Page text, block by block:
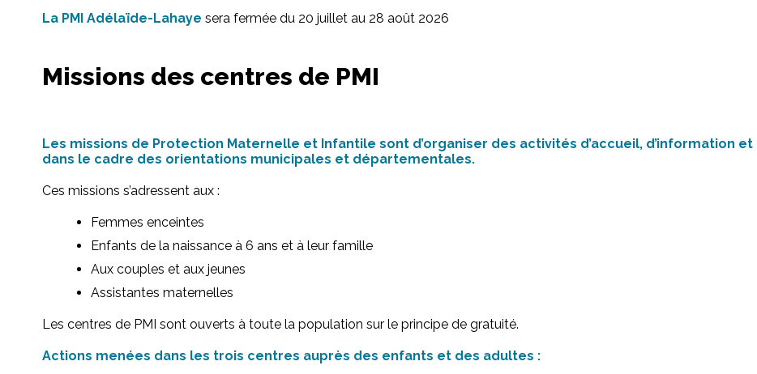
La PMI Adélaïde-Lahaye sera fermée du 20 juillet au 28 août 2026
Missions des centres de PMI
Les missions de Protection Maternelle et Infantile sont d’organiser des activités d’accueil, d’information
dans le cadre des orientations municipales et départementales.
Ces missions s’adressent aux :
Femmes enceintes
Enfants de la naissance à 6 ans et à leur famille
Aux couples et aux jeunes
Assistantes maternelles
Les centres de PMI sont ouverts à toute la population sur le principe de gratuité.
Actions menées dans les trois centres auprès des enfants et des adultes :